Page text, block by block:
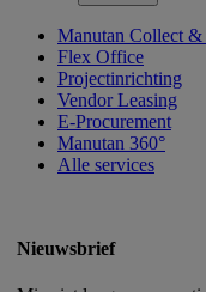
Manutan Collect &
Flex Office
Projectinrichting
Vendor Leasing
E-Procurement
Manutan 360°
Alle services
Nieuwsbrief